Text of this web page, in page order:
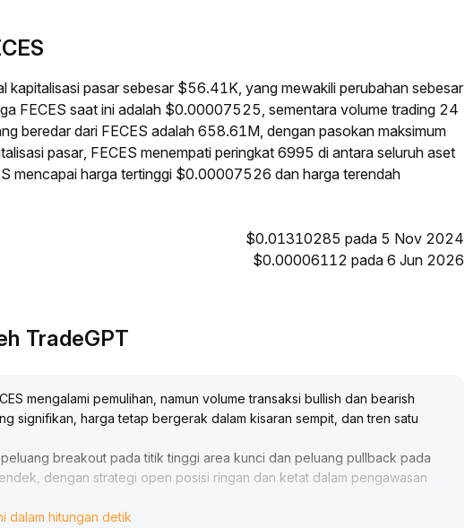
kapitalisasi pasar sebesar $56.41K, yang mewakili perubahan sebesar
FECES saat ini adalah $0.00007525, sementara volume trading 24
beredar dari FECES adalah 658.61M, dengan pasokan maksimum
pasar, FECES menempati peringkat 6995 di antara seluruh aset
mencapai harga tertinggi $0.00007526 dan harga terendah
$0.01310285 pada 5 Nov 2024
$0.00006112 pada 6 Jun 2026
TradeGPT
mengalami pemulihan, namun volume transaksi bullish dan bearish
signifikan, harga tetap bergerak dalam kisaran sempit, dan tren satu
breakout pada titik tinggi area kunci dan peluang pullback pada
dengan strategi open posisi ringan dan ketat dalam pengawasan
kenaikan berkelanjutan FECES membutuhkan penerapan ekosistem
dalam hitungan detik